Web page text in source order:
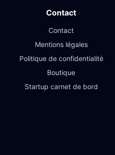
Contact
Contact
Mentions légales
Politique de confidentialité
Boutique
Startup carnet de bord